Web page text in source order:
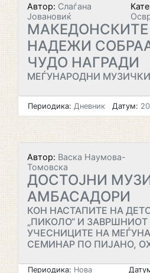
Автор: Слаѓана
Јовановиќ
НАДЕЖИ
ЧУДО НАГРАДИ
МЕЃУНАРОДНИ
Периодика: Дневник Датум:
Автор: Васка Наумова-
Томовска
ДОСТОЈНИ
АМБАСАДОРИ
КОН НАСТАПИТЕ НА
„ПИКОЛО“ И
УЧЕСНИЦИТЕ НА
СЕМИНАР ПО ПИЈАНО,
Периодика: Нова